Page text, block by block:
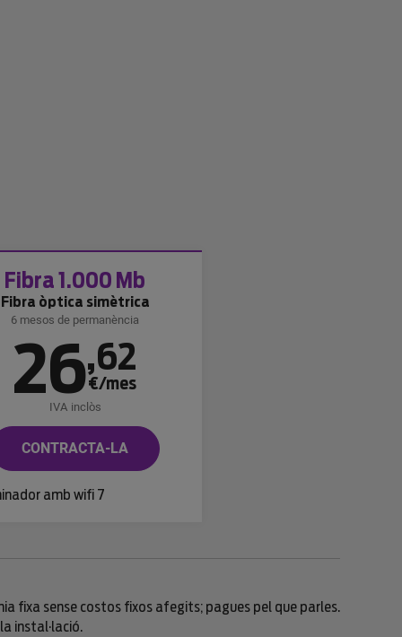
Fibra 1.000 Mb
Fibra òptica simètrica
6 mesos de permanència
26,62
€/mes
IVA inclòs
CONTRACTA-LA
amb wifi 7
fixa sense costos fixos afegits; pagues pel que parles.
instal·lació.